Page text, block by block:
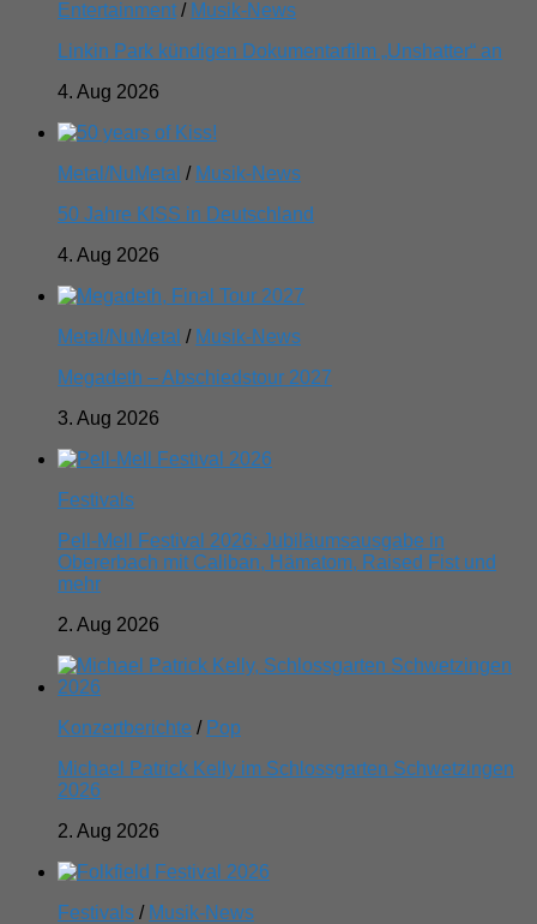
Entertainment / Musik-News
Linkin Park kündigen Dokumentarfilm „Unshatter“ an
4. Aug 2026
Metal/NuMetal / Musik-News
50 Jahre KISS in Deutschland
4. Aug 2026
Metal/NuMetal / Musik-News
Megadeth – Abschiedstour 2027
3. Aug 2026
Festivals
Pell-Mell Festival 2026: Jubiläumsausgabe in
Obererbach mit Caliban, Hämatom, Raised Fist und
mehr
2. Aug 2026
Konzertberichte / Pop
Michael Patrick Kelly im Schlossgarten Schwetzingen
2026
2. Aug 2026
Festivals / Musik-News